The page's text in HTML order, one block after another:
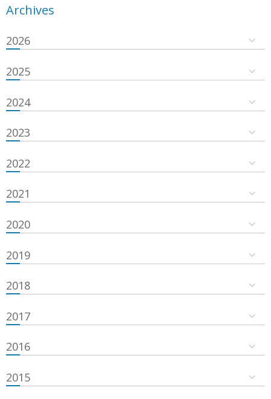
Archives
2026
2025
2024
2023
2022
2021
2020
2019
2018
2017
2016
2015